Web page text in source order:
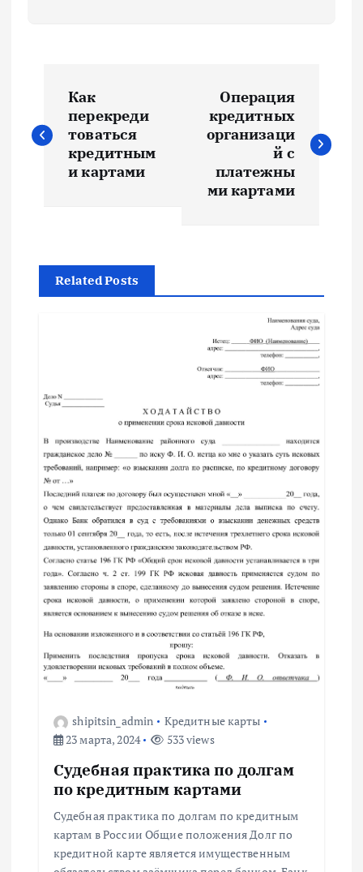
а
я
п
о
з
а
п
и
с
Как
перекреди
товаться
кредитным
и картами
Операция
кредитных
организаци
й с
платежны
ми картами
Related Posts
shipitsin_admin
Кредитные карты
23 марта, 2024
533 views
Судебная практика по долгам
по кредитным картами
Судебная практика по долгам по кредитным
картам в России Общие положения Долг по
кредитной карте является имущественным